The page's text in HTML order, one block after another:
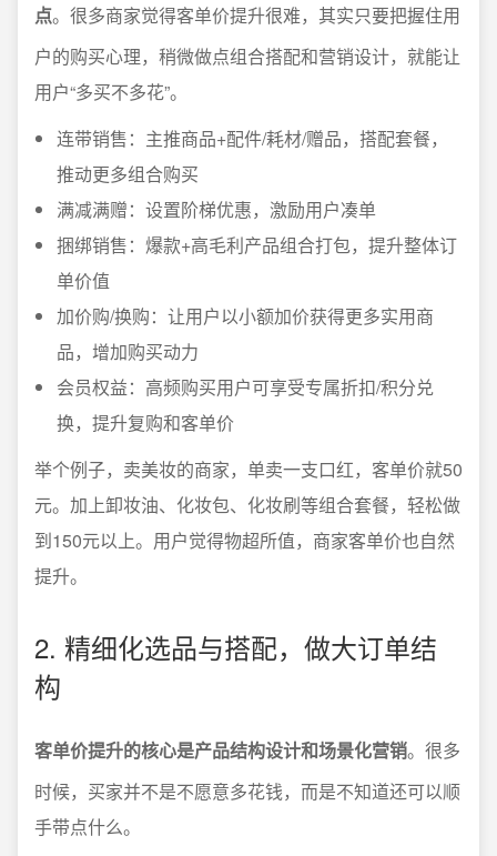
点。很多商家觉得客单价提升很难，其实只要把握住用
户的购买心理，稍微做点组合搭配和营销设计，就能让
用户“多买不多花”。
连带销售：主推商品+配件/耗材/赠品，搭配套餐，
推动更多组合购买
满减满赠：设置阶梯优惠，激励用户凑单
捆绑销售：爆款+高毛利产品组合打包，提升整体订
单价值
加价购/换购：让用户以小额加价获得更多实用商
品，增加购买动力
会员权益：高频购买用户可享受专属折扣/积分兑
换，提升复购和客单价
举个例子，卖美妆的商家，单卖一支口红，客单价就50
元。加上卸妆油、化妆包、化妆刷等组合套餐，轻松做
到150元以上。用户觉得物超所值，商家客单价也自然
提升。
2. 精细化选品与搭配，做大订单结
构
客单价提升的核心是产品结构设计和场景化营销。很多
时候，买家并不是不愿意多花钱，而是不知道还可以顺
手带点什么。